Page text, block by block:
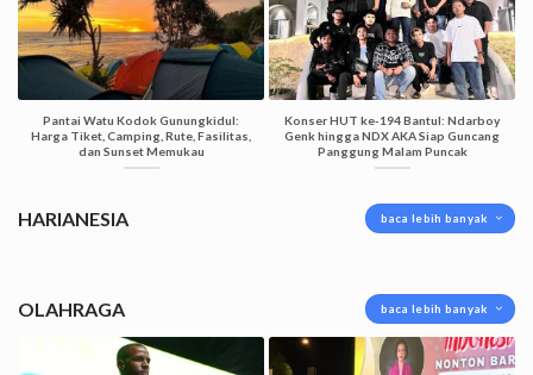
Pantai Watu Kodok Gunungkidul:
Harga Tiket, Camping, Rute, Fasilitas,
dan Sunset Memukau
Konser HUT ke-194 Bantul: Ndarboy
Genk hingga NDX AKA Siap Guncang
Panggung Malam Puncak
HARIANESIA baca lebih banyak
OLAHRAGA baca lebih banyak